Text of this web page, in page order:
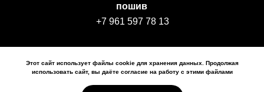
© 2026 BULATOVA, Все права защищены
Политика обработки персональных данных
+7 961 597 78 13
пошив
Этот сайт использует файлы cookie для хранения данных. Продолжая
использовать сайт, вы даёте согласие на работу с этими файлами